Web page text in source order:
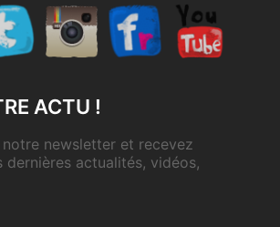
ACTU !
newsletter et recevez
dernières actualités, vidéos,